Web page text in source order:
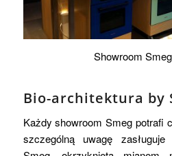
Showroom
Bio-architektura by
Każdy showroom Smeg potrafi
szczególną uwagę